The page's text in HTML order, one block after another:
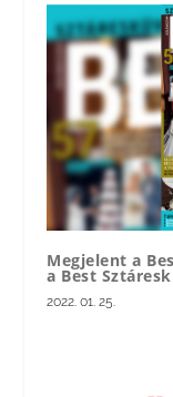
Megjelent a
a Best
2022. 01. 25.